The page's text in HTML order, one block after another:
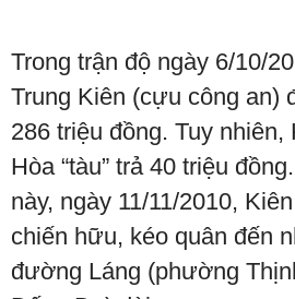
Trong trận độ ngày 6/10/
Trung Kiên (cựu công an)
286 triệu đồng. Tuy
Hòa “tàu” trả 40 triệu
này, ngày 11/11/2010,
chiến hữu, kéo quân đến
đường Láng (phường